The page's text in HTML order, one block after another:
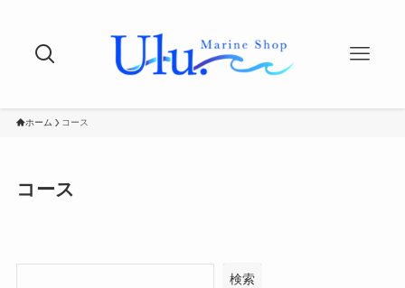
ホーム コース
コース
検索